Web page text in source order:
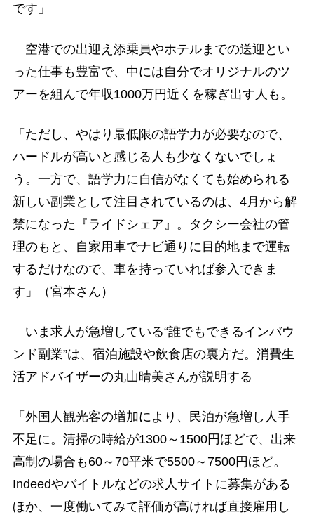
です」
空港での出迎え添乗員やホテルまでの送迎とい
った仕事も豊富で、中には自分でオリジナルのツ
アーを組んで年収1000万円近くを稼ぎ出す人も。
「ただし、やはり最低限の語学力が必要なので、
ハードルが高いと感じる人も少なくないでしょ
う。一方で、語学力に自信がなくても始められる
新しい副業として注目されているのは、4月から解
禁になった『ライドシェア』。タクシー会社の管
理のもと、自家用車でナビ通りに目的地まで運転
するだけなので、車を持っていれば参入できま
す」（宮本さん）
いま求人が急増している“誰でもできるインバウ
ンド副業”は、宿泊施設や飲食店の裏方だ。消費生
活アドバイザーの丸山晴美さんが説明する
「外国人観光客の増加により、民泊が急増し人手
不足に。清掃の時給が1300～1500円ほどで、出来
高制の場合も60～70平米で5500～7500円ほど。
Indeedやバイトルなどの求人サイトに募集がある
ほか、一度働いてみて評価が高ければ直接雇用し